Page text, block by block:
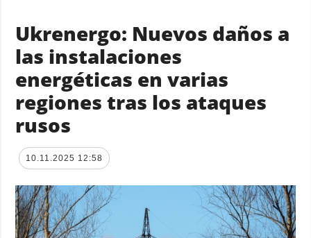
Ukrenergo: Nuevos daños a
las instalaciones
energéticas en varias
regiones tras los ataques
rusos
10.11.2025 12:58